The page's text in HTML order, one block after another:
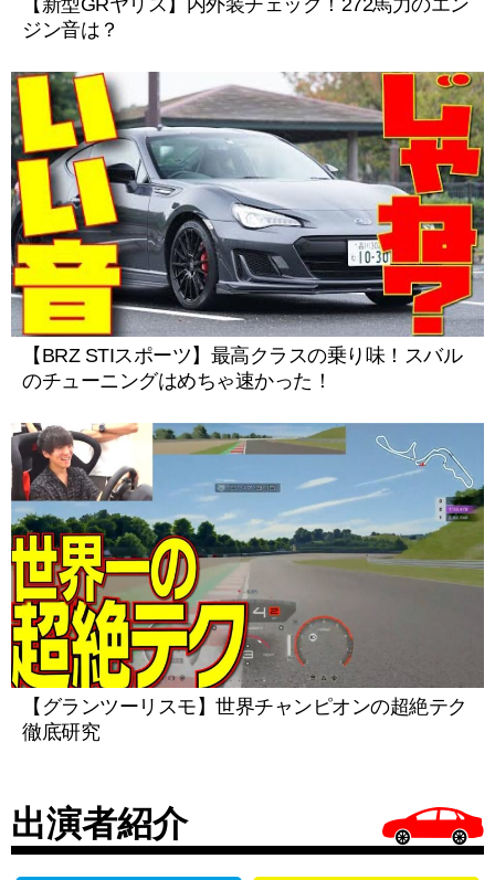
ジン音は？
【BRZ STIスポーツ】最高クラスの乗り味！スバル
のチューニングはめちゃ速かった！
【グランツーリスモ】世界チャンピオンの超絶テク
徹底研究
出演者紹介